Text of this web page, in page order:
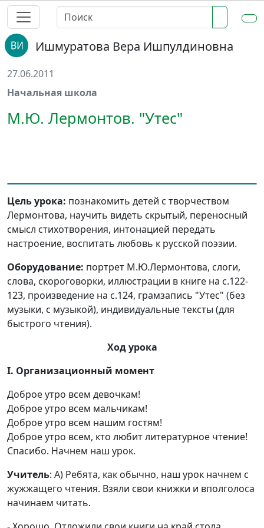
Ишмуратова Вера Ишпулдиновна
27.06.2011
Начальная школа
М.Ю. Лермонтов. "Утес"
Цель урока: познакомить детей с творчеством
Лермонтова, научить видеть скрытый, переносный
смысл стихотворения, интонацией передать
настроение, воспитать любовь к русской поэзии.
Оборудование: портрет М.Ю.Лермонтова, слоги,
слова, скороговорки, иллюстрации в книге на с.122-
123, произведение на с.124, грамзапись "Утес" (без
музыки, с музыкой), индивидуальные тексты (для
быстрого чтения).
Ход урока
I. Организационный момент
Доброе утро всем девочкам!
Доброе утро всем мальчикам!
Доброе утро всем нашим гостям!
Доброе утро всем, кто любит литературное чтение!
Спасибо. Начнем наш урок.
Учитель: А) Ребята, как обычно, наш урок начнем с
жужжащего чтения. Взяли свои книжки и вполголоса
начинаем читать.